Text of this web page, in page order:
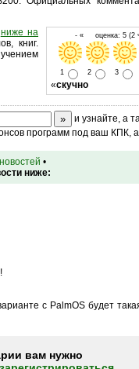
- « оценка: 5
1 2 3
«скучно
ниже на
книг.
и узнайте, а
программ под ваш КПК,
•
ниже:
с PalmOS будет
вам нужно